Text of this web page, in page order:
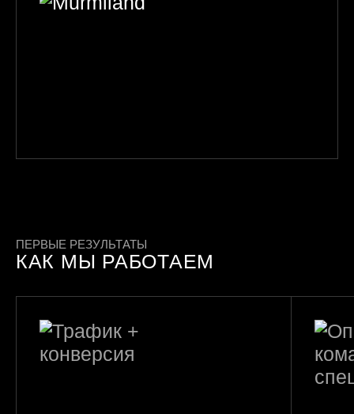
ПЕРВЫЕ РЕЗУЛЬТАТЫ
КАК МЫ РАБОТАЕМ